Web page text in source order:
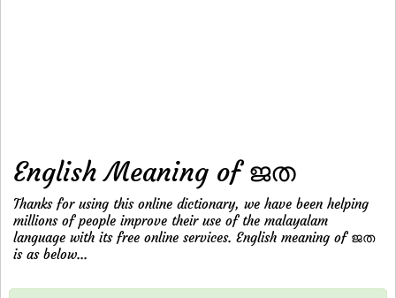
English Meaning of ജത
Thanks for using this online dictionary, we have been helping
millions of people improve their use of the malayalam
language with its free online services. English meaning of ജത
is as below...